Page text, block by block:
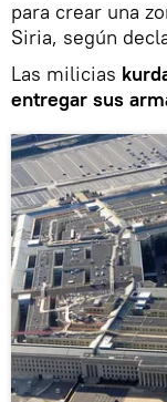
para crear una
Siria, según
Las milicias
entregar sus